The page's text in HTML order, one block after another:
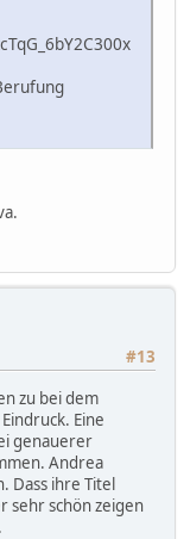
#13
zu bei dem
Eine
genauerer
Andrea
Dass ihre Titel
sehr schön zeigen